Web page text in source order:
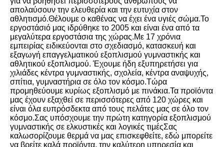
απολαύσουν την ελευθερία και την ευτυχία στον
αθλητισμό.Θέλουμε ο καθένας να έχει ένα υγιές σώμα.Το
εργοστάσιό μας ιδρύθηκε το 2005 και είναι ένα από τα
μεγαλύτερα εργοστάσια της χώρας.Με 17 χρόνια
εμπειρίας ειδικεύονται στο σχεδιασμό, κατασκευή και
εξαγωγή επαγγελματικού εξοπλισμού γυμναστικής και
αθλητικού εξοπλισμού. Έχουμε ήδη εξυπηρετήσει για
χιλιάδες κέντρα γυμναστικής, σχολεία, κέντρα αναψυχής,
σπίτια, γυμναστήρια σε όλο τον κόσμο.Τώρα
προμηθεύουμε κυρίως εξοπλισμό με πινάκια.Τα προϊόντα
μας έχουν εξαχθεί σε περισσότερες από 120 χώρες και
είναι όλα ευπρόσδεκτα από τους πελάτες μας σε όλο τον
κόσμο.Σας υπόσχουμε την πρώτη κατηγορία εξοπλισμού
γυμναστικής σε ελκυστικές και λογικές τιμέςΣας
καλωσορίζουμε θερμά να μας επισκεφθείτε, εδώ μπορείτε
να βρείτε καλά προϊόντα, την καλύτερη υπηρεσία και